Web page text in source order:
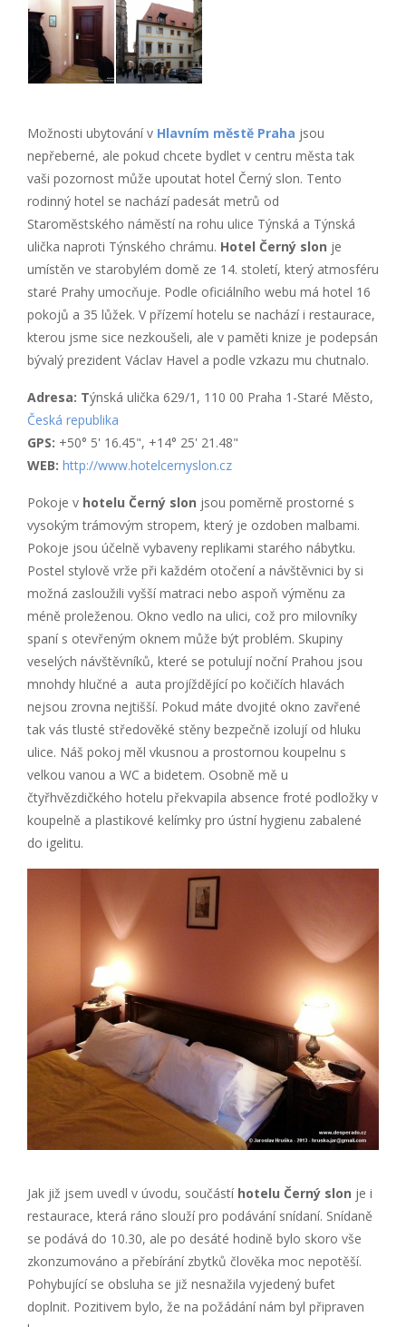
Možnosti ubytování v Hlavním městě Praha jsou
nepřeberné, ale pokud chcete bydlet v centru města tak
vaši pozornost může upoutat hotel Černý slon. Tento
rodinný hotel se nachází padesát metrů od
Staroměstského náměstí na rohu ulice Týnská a Týnská
ulička naproti Týnského chrámu. Hotel Černý slon je
umístěn ve starobylém domě ze 14. století, který atmosféru
staré Prahy umocňuje. Podle oficiálního webu má hotel 16
pokojů a 35 lůžek. V přízemí hotelu se nachází i restaurace,
kterou jsme sice nezkoušeli, ale v paměti knize je podepsán
bývalý prezident Václav Havel a podle vzkazu mu chutnalo.
Adresa: Týnská ulička 629/1, 110 00 Praha 1-Staré Město,
Česká republika
GPS: +50° 5' 16.45", +14° 25' 21.48"
WEB: http://www.hotelcernyslon.cz
Pokoje v hotelu Černý slon jsou poměrně prostorné s
vysokým trámovým stropem, který je ozdoben malbami.
Pokoje jsou účelně vybaveny replikami starého nábytku.
Postel stylově vrže při každém otočení a návštěvnici by si
možná zasloužili vyšší matraci nebo aspoň výměnu za
méně proleženou. Okno vedlo na ulici, což pro milovníky
spaní s otevřeným oknem může být problém. Skupiny
veselých návštěvníků, které se potulují noční Prahou jsou
mnohdy hlučné a auta projíždějící po kočičích hlavách
nejsou zrovna nejtišší. Pokud máte dvojité okno zavřené
tak vás tlusté středověké stěny bezpečně izolují od hluku
ulice. Náš pokoj měl vkusnou a prostornou koupelnu s
velkou vanou a WC a bidetem. Osobně mě u
čtyřhvězdičkého hotelu překvapila absence froté podložky v
koupelně a plastikové kelímky pro ústní hygienu zabalené
do igelitu.
Jak již jsem uvedl v úvodu, součástí hotelu Černý slon je i
restaurace, která ráno slouží pro podávání snídaní. Snídaně
se podává do 10.30, ale po desáté hodině bylo skoro vše
zkonzumováno a přebírání zbytků člověka moc nepotěší.
Pohybující se obsluha se již nesnažila vyjedený bufet
doplnit. Pozitivem bylo, že na požádání nám byl připraven